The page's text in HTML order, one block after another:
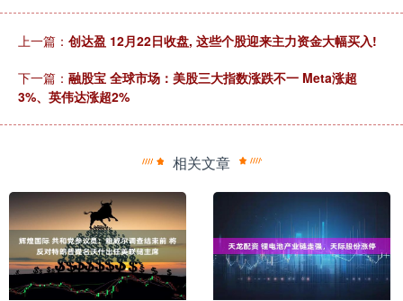
上一篇： 创达盈 12月22日收盘, 这些个股迎来主力资金大幅买入!
下一篇： 融股宝 全球市场：美股三大指数涨跌不一 Meta涨超
3%、英伟达涨超2%
相关文章